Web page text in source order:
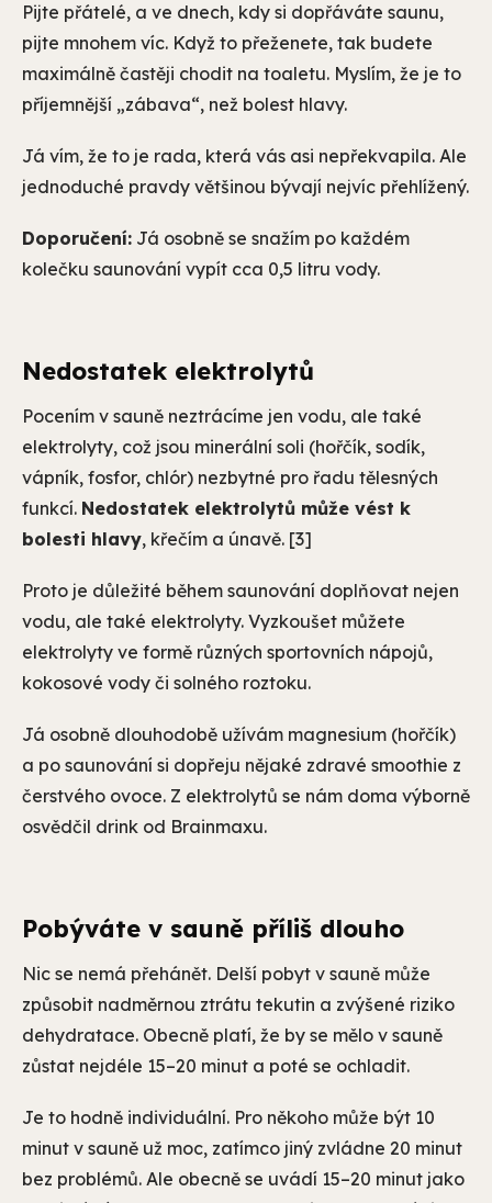
Pijte přátelé, a ve dnech, kdy si dopřáváte saunu,
pijte mnohem víc. Když to přeženete, tak budete
maximálně častěji chodit na toaletu. Myslím, že je to
příjemnější „zábava“, než bolest hlavy.
Já vím, že to je rada, která vás asi nepřekvapila. Ale
jednoduché pravdy většinou bývají nejvíc přehlížený.
Doporučení: Já osobně se snažím po každém
kolečku saunování vypít cca 0,5 litru vody.
Nedostatek elektrolytů
Pocením v sauně neztrácíme jen vodu, ale také
elektrolyty, což jsou minerální soli (hořčík, sodík,
vápník, fosfor, chlór) nezbytné pro řadu tělesných
funkcí. Nedostatek elektrolytů může vést k
bolesti hlavy, křečím a únavě. [3]
Proto je důležité během saunování doplňovat nejen
vodu, ale také elektrolyty. Vyzkoušet můžete
elektrolyty ve formě různých sportovních nápojů,
kokosové vody či solného roztoku.
Já osobně dlouhodobě užívám magnesium (hořčík)
a po saunování si dopřeju nějaké zdravé smoothie z
čerstvého ovoce. Z elektrolytů se nám doma výborně
osvědčil drink od Brainmaxu.
Pobýváte v sauně příliš dlouho
Nic se nemá přehánět. Delší pobyt v sauně může
způsobit nadměrnou ztrátu tekutin a zvýšené riziko
dehydratace. Obecně platí, že by se mělo v sauně
zůstat nejdéle 15–20 minut a poté se ochladit.
Je to hodně individuální. Pro někoho může být 10
minut v sauně už moc, zatímco jiný zvládne 20 minut
bez problémů. Ale obecně se uvádí 15–20 minut jako